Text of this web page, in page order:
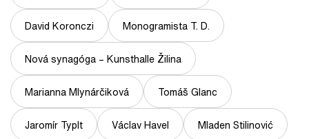
David Koronczi Monogramista T. D.
Nová synagóga – Kunsthalle Žilina
Marianna Mlynárčiková Tomáš Glanc
Jaromír Typlt Václav Havel Mladen Stilinović